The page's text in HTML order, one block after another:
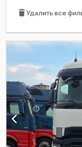
Удалить все